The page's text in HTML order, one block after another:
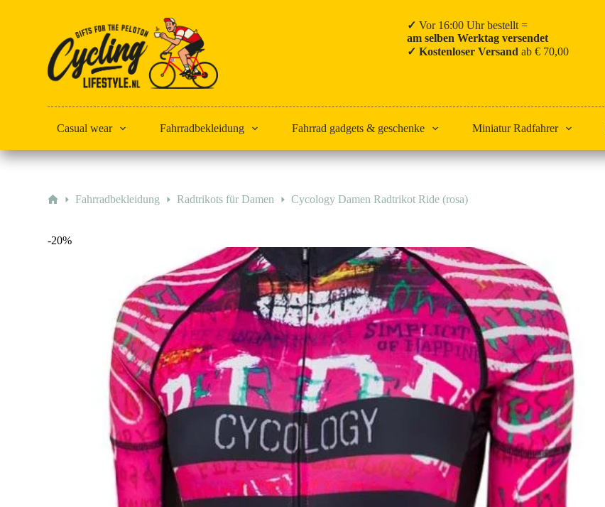
✓ Vor 16:00 Uhr bestellt =
am selben Werktag versendet
✓ Kostenloser Versand ab € 70,00
Casual wear Fahrradbekleidung Fahrrad gadgets & geschenke Miniatur Radfahrer
StartFahrradbekleidung Radtrikots für Damen Cycology Damen Radtrikot Ride (rosa)
-20%